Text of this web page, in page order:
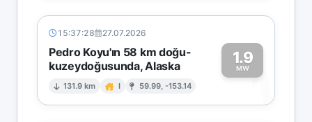
15:37:28 27.07.2026
Pedro Koyu'ın 58 km doğu-
kuzeydoğusunda, Alaska
131.9 km I 59.99, -153.14
1.9
MW1